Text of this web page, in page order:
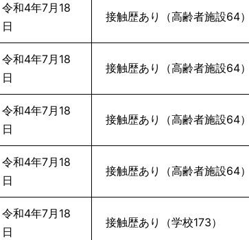
令和4年7月18
日
接触歴あり（高齢者施設64）
令和4年7月18
日
接触歴あり（高齢者施設64）
令和4年7月18
日
接触歴あり（高齢者施設64）
令和4年7月18
日
接触歴あり（高齢者施設64）
令和4年7月18
日
接触歴あり（学校173）